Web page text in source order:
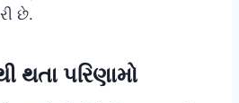
છે.
થતા પરિણામો